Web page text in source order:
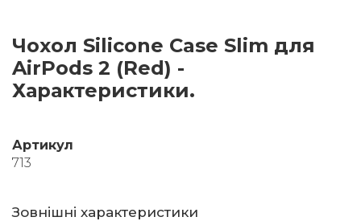
Чохол Silicone Case Slim для
AirPods 2 (Red) -
Характеристики.
Артикул
713
Зовнішні характеристики